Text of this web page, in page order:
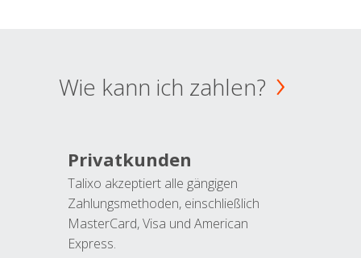
Wie kann ich zahlen?
Privatkunden
Talixo akzeptiert alle gängigen
Zahlungsmethoden, einschließlich
MasterCard, Visa und American
Express.